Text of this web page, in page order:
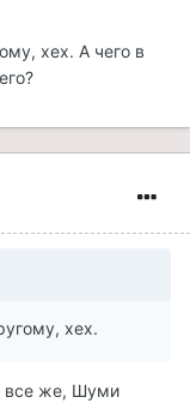
хех. А чего в
хех.
все же, Шуми